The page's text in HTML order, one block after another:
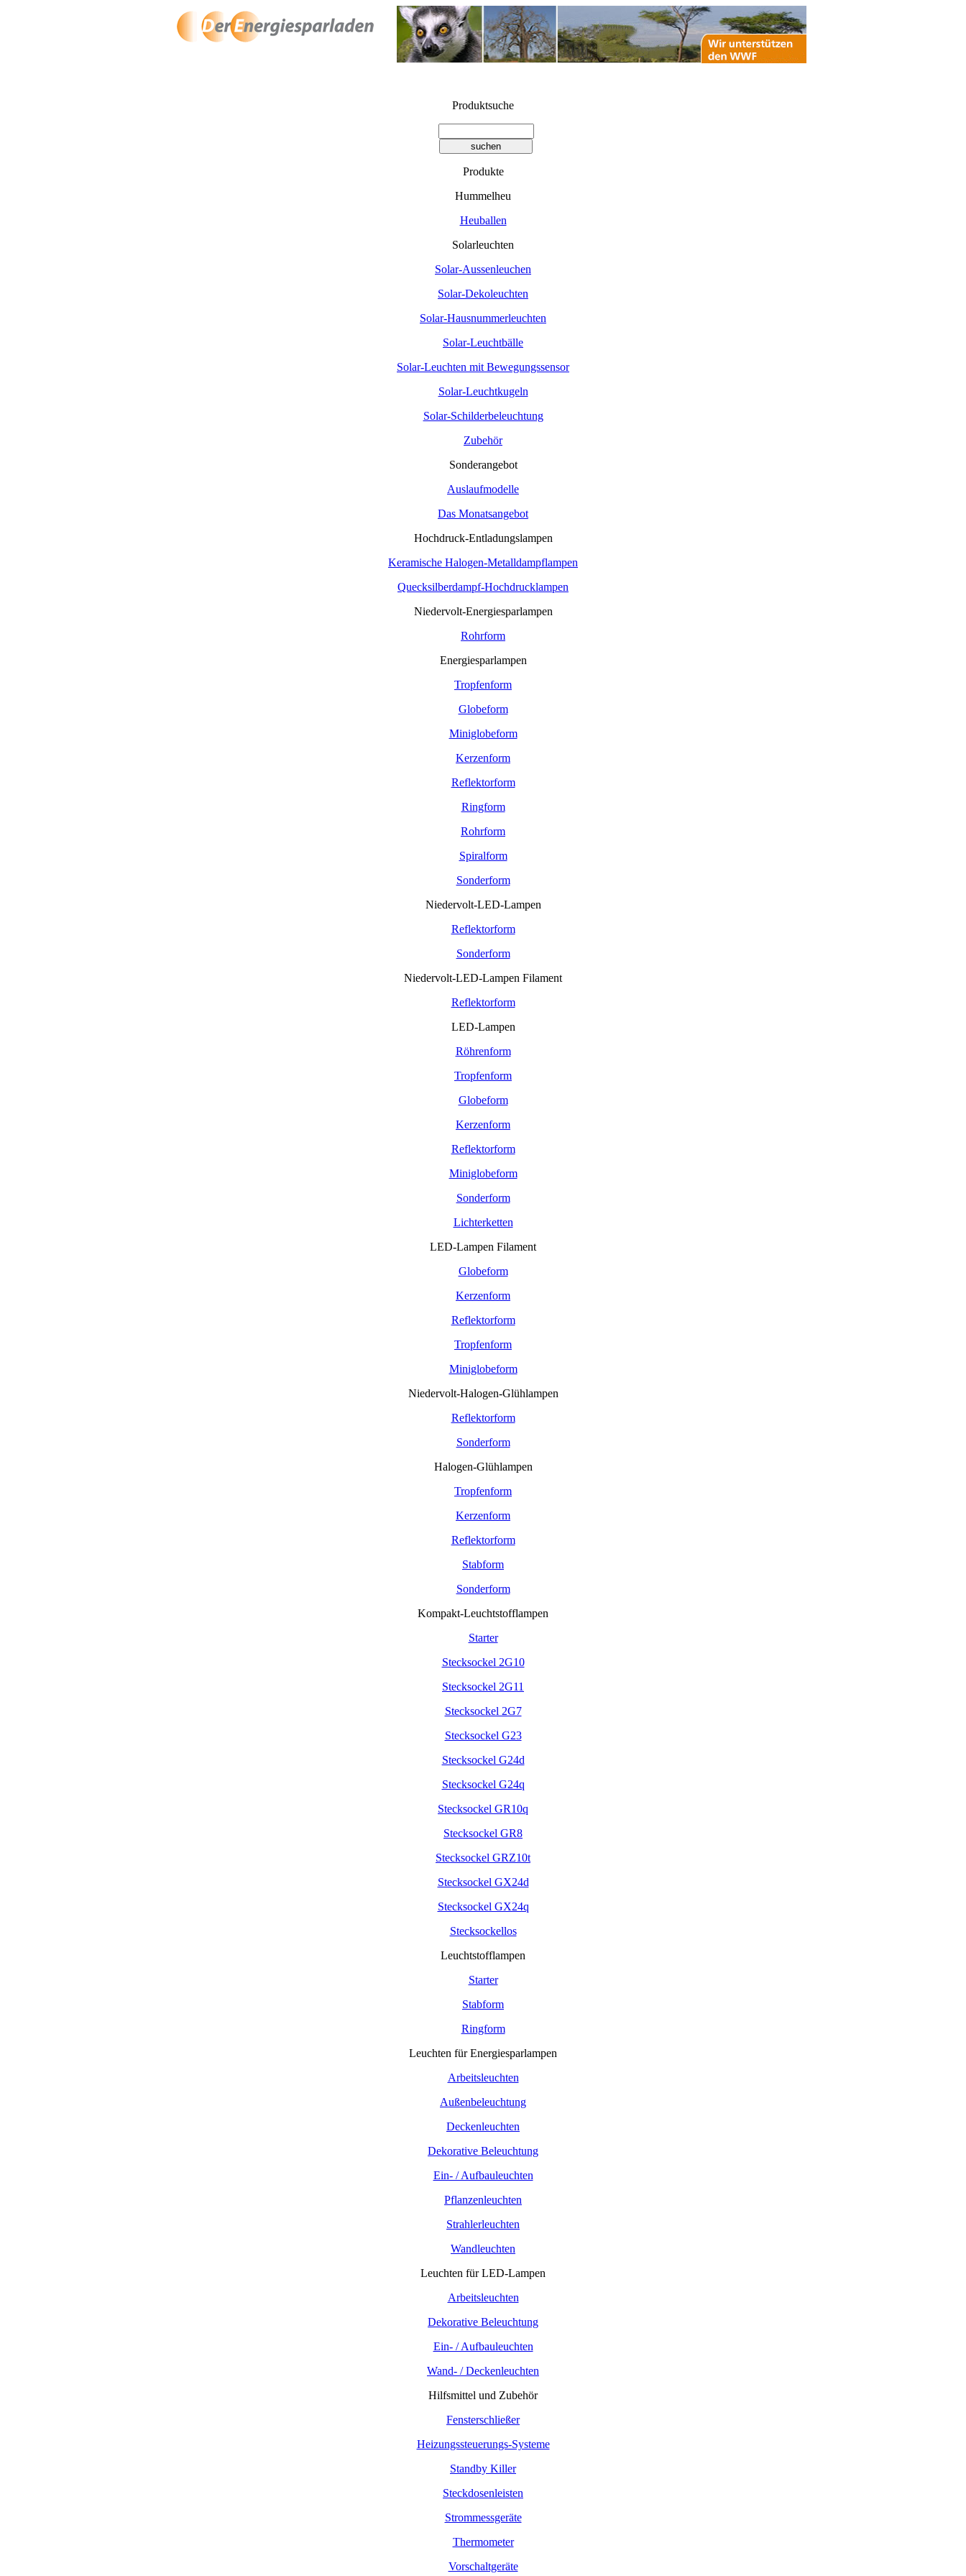
Produktsuche
Produkte
Hummelheu
Heuballen
Solarleuchten
Solar-Aussenleuchen
Solar-Dekoleuchten
Solar-Hausnummerleuchten
Solar-Leuchtbälle
Solar-Leuchten mit Bewegungssensor
Solar-Leuchtkugeln
Solar-Schilderbeleuchtung
Zubehör
Sonderangebot
Auslaufmodelle
Das Monatsangebot
Hochdruck-Entladungslampen
Keramische Halogen-Metalldampflampen
Quecksilberdampf-Hochdrucklampen
Niedervolt-Energiesparlampen
Rohrform
Energiesparlampen
Tropfenform
Globeform
Miniglobeform
Kerzenform
Reflektorform
Ringform
Rohrform
Spiralform
Sonderform
Niedervolt-LED-Lampen
Reflektorform
Sonderform
Niedervolt-LED-Lampen Filament
Reflektorform
LED-Lampen
Röhrenform
Tropfenform
Globeform
Kerzenform
Reflektorform
Miniglobeform
Sonderform
Lichterketten
LED-Lampen Filament
Globeform
Kerzenform
Reflektorform
Tropfenform
Miniglobeform
Niedervolt-Halogen-Glühlampen
Reflektorform
Sonderform
Halogen-Glühlampen
Tropfenform
Kerzenform
Reflektorform
Stabform
Sonderform
Kompakt-Leuchtstofflampen
Starter
Stecksockel 2G10
Stecksockel 2G11
Stecksockel 2G7
Stecksockel G23
Stecksockel G24d
Stecksockel G24q
Stecksockel GR10q
Stecksockel GR8
Stecksockel GRZ10t
Stecksockel GX24d
Stecksockel GX24q
Stecksockellos
Leuchtstofflampen
Starter
Stabform
Ringform
Leuchten für Energiesparlampen
Arbeitsleuchten
Außenbeleuchtung
Deckenleuchten
Dekorative Beleuchtung
Ein- / Aufbauleuchten
Pflanzenleuchten
Strahlerleuchten
Wandleuchten
Leuchten für LED-Lampen
Arbeitsleuchten
Dekorative Beleuchtung
Ein- / Aufbauleuchten
Wand- / Deckenleuchten
Hilfsmittel und Zubehör
Fensterschließer
Heizungssteuerungs-Systeme
Standby Killer
Steckdosenleisten
Strommessgeräte
Thermometer
Vorschaltgeräte